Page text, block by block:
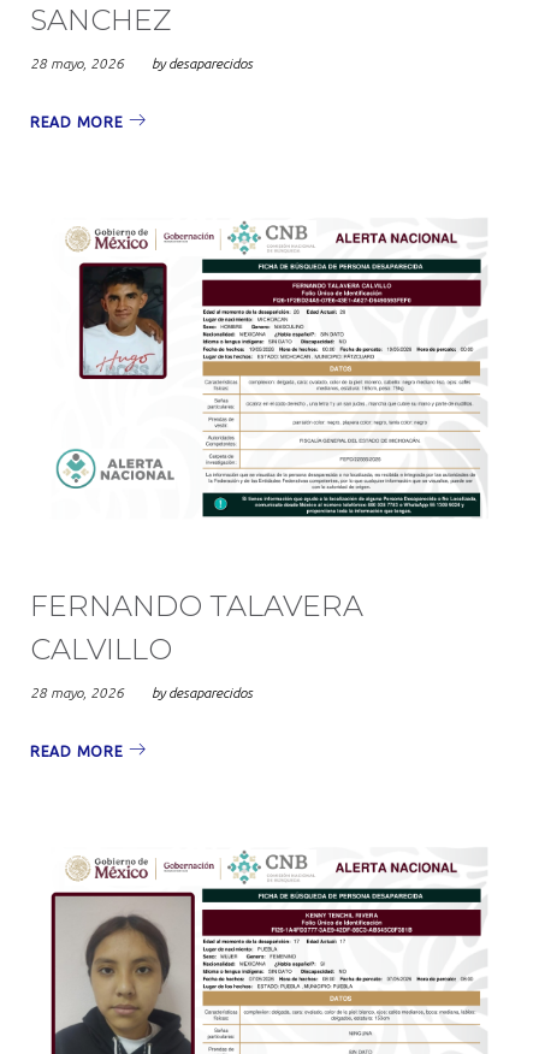
SANCHEZ
28 mayo, 2026 bydesaparecidos
READ MORE
FERNANDO TALAVERA
CALVILLO
28 mayo, 2026 bydesaparecidos
READ MORE